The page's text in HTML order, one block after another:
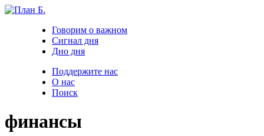
Говорим о важном
Сигнал дня
Дно дня
Поддержите нас
О нас
Поиск
финансы